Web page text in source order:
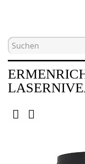
Hauptseite